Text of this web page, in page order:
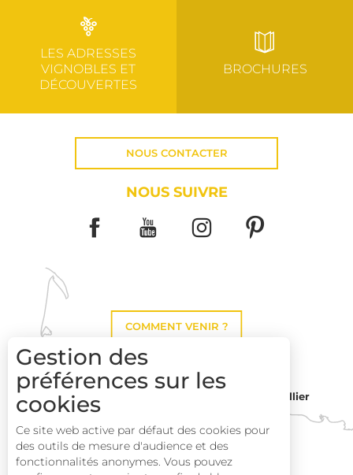
LES ADRESSES
VIGNOBLES ET
DÉCOUVERTES
BROCHURES
NOUS CONTACTER
NOUS SUIVRE
COMMENT VENIR ?
Montpellier
Perpignan
Gestion des
préférences sur les
cookies
Ce site web active par défaut des cookies pour
des outils de mesure d'audience et des
fonctionnalités anonymes. Vous pouvez